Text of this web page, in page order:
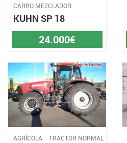
CARRO MEZCLADOR
KUHN SP 18
24.000€
AGRÍCOLA TRACTOR NORMAL